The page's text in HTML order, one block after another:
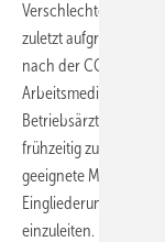
Verschlechterung der
zuletzt aufgrund der
nach der COVID-19-
Arbeitsmedizin
Betriebsärzte können
frühzeitig zu
geeignete
einzuleiten.